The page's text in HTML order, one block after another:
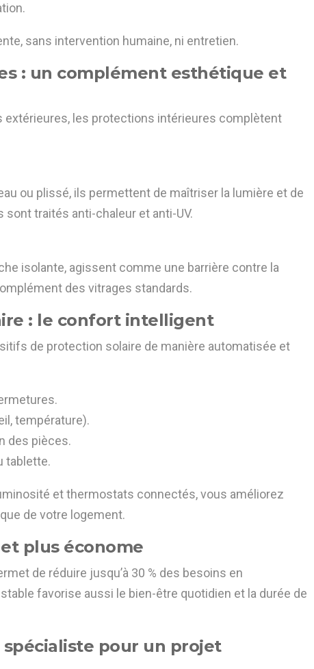
sans intervention humaine, ni entretien.
: un complément esthétique et
les protections intérieures complètent
ou plissé, ils permettent de maîtriser la lumière et de
traités anti-chaleur et anti-UV.
isolante, agissent comme une barrière contre la
des vitrages standards.
: le confort intelligent
de protection solaire de manière automatisée et
température).
des pièces.
tablette.
et thermostats connectés, vous améliorez
de votre logement.
plus économe
de réduire jusqu’à 30 % des besoins en
favorise aussi le bien-être quotidien et la durée de
pour un projet